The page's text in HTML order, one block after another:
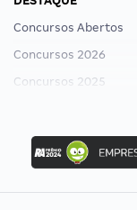
Concursos Abertos
Concursos 2026
Concursos 2025
Concurso Ibama
Concurso MPU
Editais publicados